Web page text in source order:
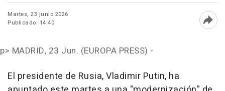
Martes, 23 junio 2026
Publicado: 14:40
p> MADRID, 23 Jun. (EUROPA PRESS) -
El presidente de Rusia, Vladimir Putin, ha